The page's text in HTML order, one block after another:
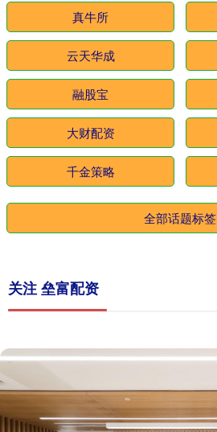
真牛所
云天华成
融股宝
大财配资
千金策略
全部话题标签
关注 垒富配资